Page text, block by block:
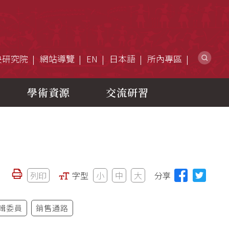
究院 網站導覽 EN 日本語 所內專區
學術資源 交流研習
列印 字型 小 中 大 分享
委員 銷售通路